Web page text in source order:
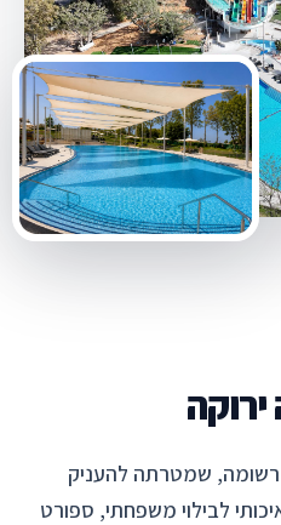
רשומה, שמטרתה להעניק
לבילוי משפחתי, ספורט